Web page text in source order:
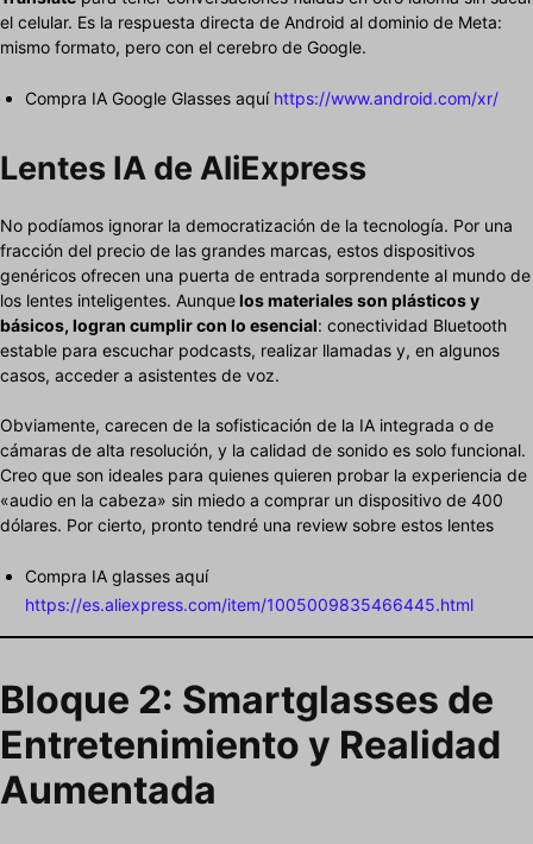
el celular. Es la respuesta directa de Android al dominio de Meta:
mismo formato, pero con el cerebro de Google.
Compra IA Google Glasses aquí https://www.android.com/xr/
Lentes IA de AliExpress
No podíamos ignorar la democratización de la tecnología. Por una
fracción del precio de las grandes marcas, estos dispositivos
genéricos ofrecen una puerta de entrada sorprendente al mundo de
los lentes inteligentes. Aunquelos materiales son plásticos y
básicos, logran cumplir con lo esencial: conectividad Bluetooth
estable para escuchar podcasts, realizar llamadas y, en algunos
casos, acceder a asistentes de voz.
Obviamente, carecen de la sofisticación de la IA integrada o de
cámaras de alta resolución, y la calidad de sonido es solo funcional.
Creo que son ideales para quienes quieren probar la experiencia de
«audio en la cabeza» sin miedo a comprar un dispositivo de 400
dólares. Por cierto, pronto tendré una review sobre estos lentes
Compra IA glasses aquí
https://es.aliexpress.com/item/1005009835466445.html
Bloque 2: Smartglasses de
Entretenimiento y Realidad
Aumentada